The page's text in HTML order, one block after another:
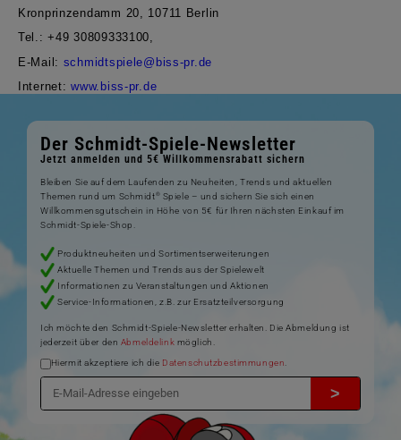
Kronprinzendamm 20, 10711 Berlin
Tel.:+49 30809333100,
E-Mail: schmidtspiele@biss-pr.de
Internet:www.biss-pr.de
Der Schmidt-Spiele-Newsletter
Jetzt anmelden und 5€ Willkommensrabatt sichern
Bleiben Sie auf dem Laufenden zu Neuheiten, Trends und aktuellen
Themen rund um Schmidt® Spiele – und sichern Sie sich einen
Willkommensgutschein in Höhe von 5€ für Ihren nächsten Einkauf im
Schmidt-Spiele-Shop.
Produktneuheiten und Sortimentserweiterungen
Aktuelle Themen und Trends aus der Spielewelt
Informationen zu Veranstaltungen und Aktionen
Service-Informationen, z.B. zur Ersatzteilversorgung
Ich möchte den Schmidt-Spiele-Newsletter erhalten. Die Abmeldung ist
jederzeit über den Abmeldelink möglich.
Hiermit akzeptiere ich die Datenschutzbestimmungen
>